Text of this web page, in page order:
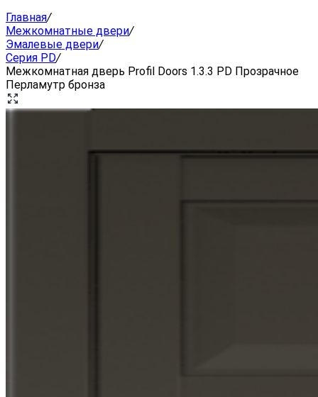
Главная/
Межкомнатные двери/
Эмалевые двери/
Серия PD/
Межкомнатная дверь Profil Doors 1.3.3 PD Прозрачное
Перламутр бронза